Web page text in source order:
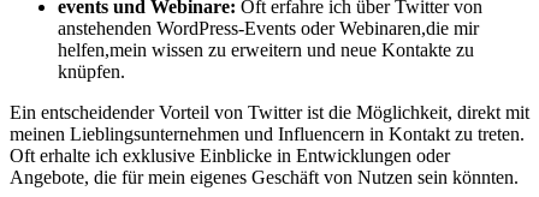
events und Webinare: Oft⁣ erfahre ich über Twitter ⁤von‌
anstehenden WordPress-Events oder Webinaren,die mir
helfen,mein wissen zu erweitern und neue Kontakte zu
knüpfen.
Ein entscheidender Vorteil von Twitter ist die Möglichkeit, direkt mit
meinen Lieblingsunternehmen⁣ und Influencern⁣ in Kontakt zu treten.
Oft erhalte ich exklusive Einblicke in Entwicklungen oder‍
Angebote, die für mein eigenes Geschäft von Nutzen sein ‍könnten.